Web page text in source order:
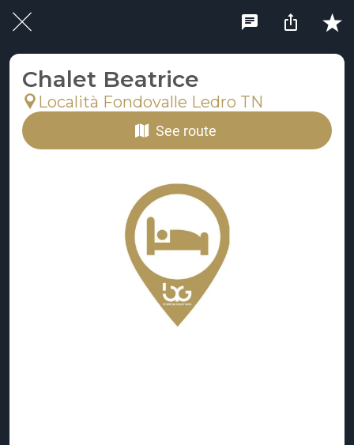
Chalet Beatrice
Località Fondovalle Ledro TN
See route